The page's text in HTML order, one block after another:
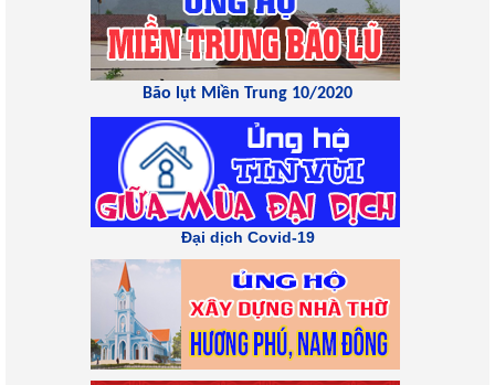
Bão lụt Miền Trung 10/2020
Đại dịch Covid-19